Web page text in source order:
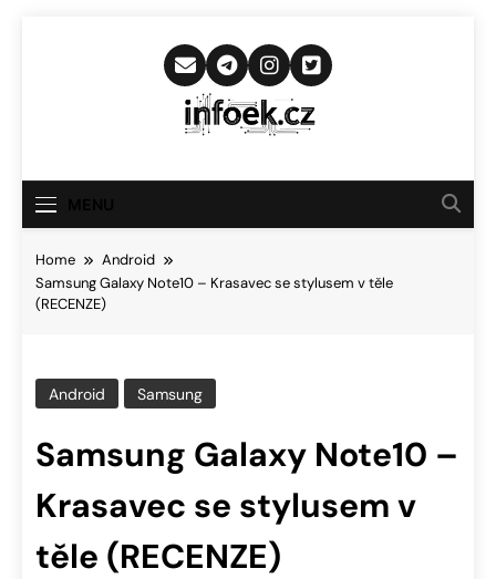
Infoek.cz
Novinkám
Home
Android
Samsung Galaxy Note10 – Krasavec se stylusem v těle
(RECENZE)
Android Samsung
Samsung Galaxy Note10 –
Krasavec se stylusem v
těle (RECENZE)